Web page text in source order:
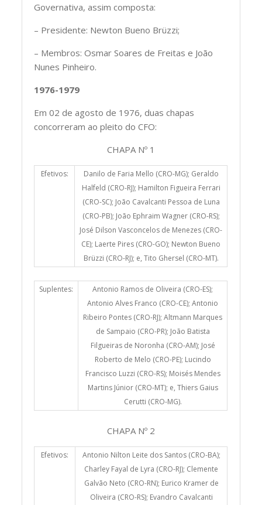
Governativa, assim composta:
– Presidente: Newton Bueno Brüzzi;
– Membros: Osmar Soares de Freitas e João
Nunes Pinheiro.
1976-1979
Em 02 de agosto de 1976, duas chapas
concorreram ao pleito do CFO:
CHAPA Nº 1
Efetivos:
Danilo de Faria Mello (CRO-MG); Geraldo
Halfeld (CRO-RJ); Hamilton Figueira Ferrari
(CRO-SC); João Cavalcanti Pessoa de Luna
(CRO-PB); João Ephraim Wagner (CRO-RS);
José Dilson Vasconcelos de Menezes (CRO-
CE); Laerte Pires (CRO-GO); Newton Bueno
Brüzzi (CRO-RJ); e, Tito Ghersel (CRO-MT).
Suplentes:
Antonio Ramos de Oliveira (CRO-ES);
Antonio Alves Franco (CRO-CE); Antonio
Ribeiro Pontes (CRO-RJ); Altmann Marques
de Sampaio (CRO-PR); João Batista
Filgueiras de Noronha (CRO-AM); José
Roberto de Melo (CRO-PE); Lucindo
Francisco Luzzi (CRO-RS); Moisés Mendes
Martins Júnior (CRO-MT); e, Thiers Gaius
Cerutti (CRO-MG).
CHAPA Nº 2
Efetivos:
Antonio Nilton Leite dos Santos (CRO-BA);
Charley Fayal de Lyra (CRO-RJ); Clemente
Galvão Neto (CRO-RN); Eurico Kramer de
Oliveira (CRO-RS); Evandro Cavalcanti